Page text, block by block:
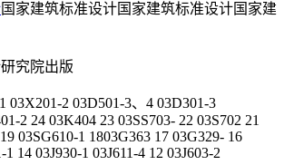
国家建筑标准设计国家建筑标准设计国家建
究院出版
03X201-2 03D501-3、4 03D301-3
2 24 03K404 23 03SS703- 22 03S702 21
03SG610-1 1803G363 17 03G329- 16
14 03J930-1 03J611-4 12 03J603-2